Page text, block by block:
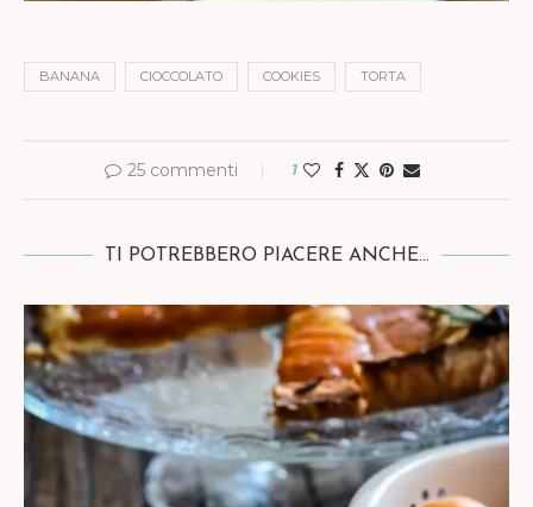
BANANA CIOCCOLATO COOKIES TORTA
25 commenti 1
TI POTREBBERO PIACERE ANCHE...